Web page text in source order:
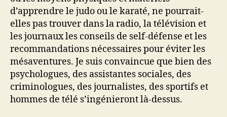
d’apprendre le judo ou le karaté, ne pourrait-
elles pas trouver dans la radio, la télévision et
les journaux les conseils de self-défense et les
recommandations nécessaires pour éviter les
mésaventures. Je suis convaincue que bien des
psychologues, des assistantes sociales, des
criminologues, des journalistes, des sportifs et
hommes de télé s’ingénieront là-dessus.